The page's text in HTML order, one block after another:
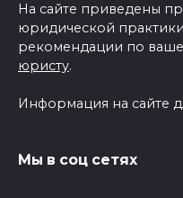
На сайте приведены
юридической
рекомендации по
юристу.
Информация на сайте
Мы в соц сетях